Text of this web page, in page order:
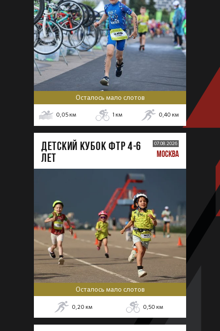
Осталось мало слотов
0,05 км 1 км 0,40 км
ДЕТСКИЙ КУБОК ФТР 4-6
лет
07.08.2026
МОСКВА
Осталось мало слотов
0,20 км 0,50 км